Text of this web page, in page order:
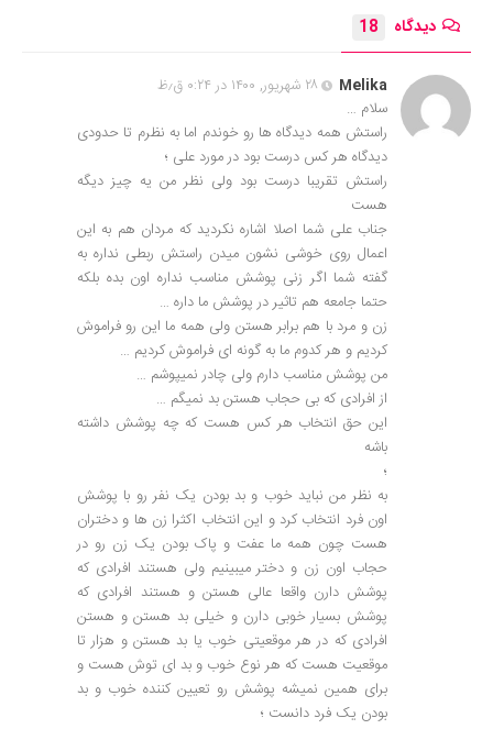
دیدگاه 18
Melika
۲۸ شهریور, ۱۴۰۰ در ۰:۲۴ ق٫ظ
سلام …
راستش همه دیدگاه ها رو خوندم اما به نظرم تا حدودی
دیدگاه هر کس درست بود در مورد علی ؛
راستش تقریبا درست بود ولی نظر من یه چیز دیگه
هست
جناب علی شما اصلا اشاره نکردید که مردان هم به این
اعمال روی خوشی نشون میدن راستش ربطی نداره به
گفته شما اگر زنی پوشش مناسب نداره اون بده بلکه
حتما جامعه هم تاثیر در پوشش ما داره …
زن و مرد با هم برابر هستن ولی همه ما این رو فراموش
کردیم و هر کدوم ما به گونه ای فراموش کردیم …
من پوشش مناسب دارم ولی چادر نمیپوشم …
از افرادی که بی حجاب هستن بد نمیگم …
این حق انتخاب هر کس هست که چه پوشش داشته
باشه
؛
به نظر من نباید خوب و بد بودن یک نفر رو با پوشش
اون فرد انتخاب کرد و این انتخاب اکثرا زن ها و دختران
هست چون همه ما عفت و پاک بودن یک زن رو در
حجاب اون زن و دختر میبینیم ولی هستند افرادی که
پوشش دارن واقعا عالی هستن و هستند افرادی که
پوشش بسیار خوبی دارن و خیلی بد هستن و هستن
افرادی که در هر موقعیتی خوب یا بد هستن و هزار تا
موقعیت هست که هر نوع خوب و بد ای توش هست و
برای همین نمیشه پوشش رو تعیین کننده خوب و بد
بودن یک فرد دانست ؛